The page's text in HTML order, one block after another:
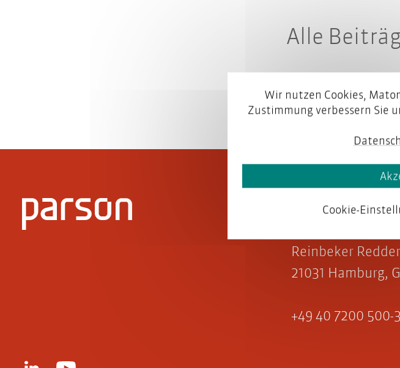
Alle
parson AG
Reinbeker
21031 Hamburg,
+49 40 7200 500-
Wir nutzen Cookies,
Zustimmung verbessern Sie
Cookie-